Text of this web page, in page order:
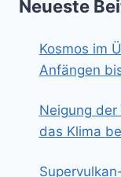
Neueste
Kosmos im
Anfängen
Neigung der
das Klima